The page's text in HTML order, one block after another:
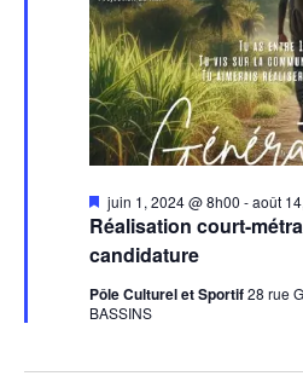
Réalisation court-
candidature
Mis
en
avant
juin 1, 2024 @ 8h00 -août
Pôle Culturel et Sportif28 rue
BASSINS